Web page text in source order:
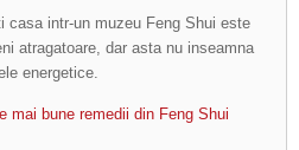
casa intr-un muzeu Feng Shui este
atragatoare, dar asta nu inseamna
energetice.
mai bune remedii din Feng Shui